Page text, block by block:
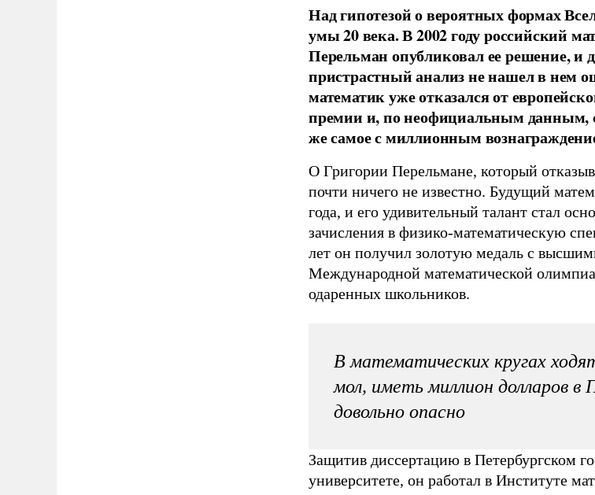
Над гипотезой о вероятных формах
умы 20 века. В 2002 году российский
Перельман опубликовал ее решение, и
пристрастный анализ не нашел в нем
математик уже отказался от
премии и, по неофициальным данным,
же самое с миллионным
О Григории Перельмане, который
почти ничего не известно. Будущий
года, и его удивительный талант стал
зачисления в физико-математическую
лет он получил золотую медаль с
Международной математической
одаренных школьников.
В математических кругах
мол, иметь миллион долларов в
довольно опасно
Защитив диссертацию в Петербургском
университете, он работал в Институте